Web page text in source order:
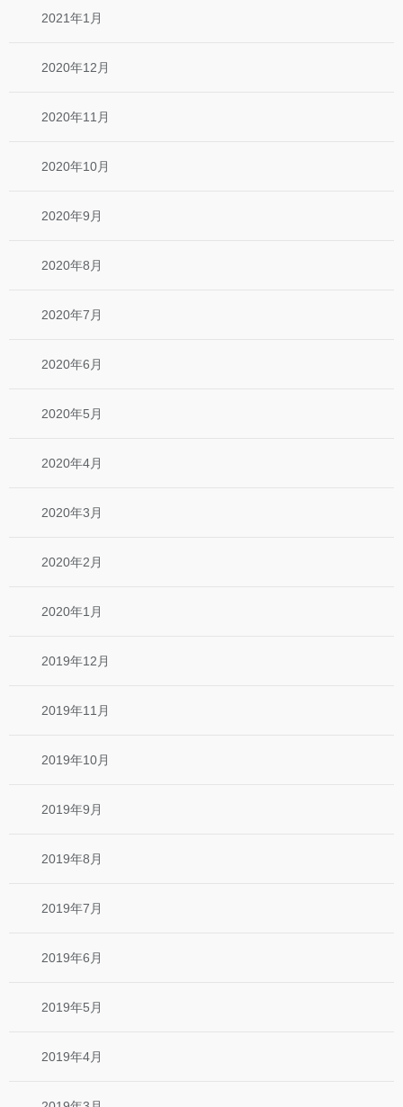
2021年1月
2020年12月
2020年11月
2020年10月
2020年9月
2020年8月
2020年7月
2020年6月
2020年5月
2020年4月
2020年3月
2020年2月
2020年1月
2019年12月
2019年11月
2019年10月
2019年9月
2019年8月
2019年7月
2019年6月
2019年5月
2019年4月